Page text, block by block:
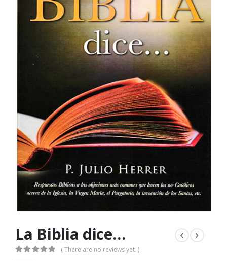
La Biblia dice…
( There are no reviews yet. )